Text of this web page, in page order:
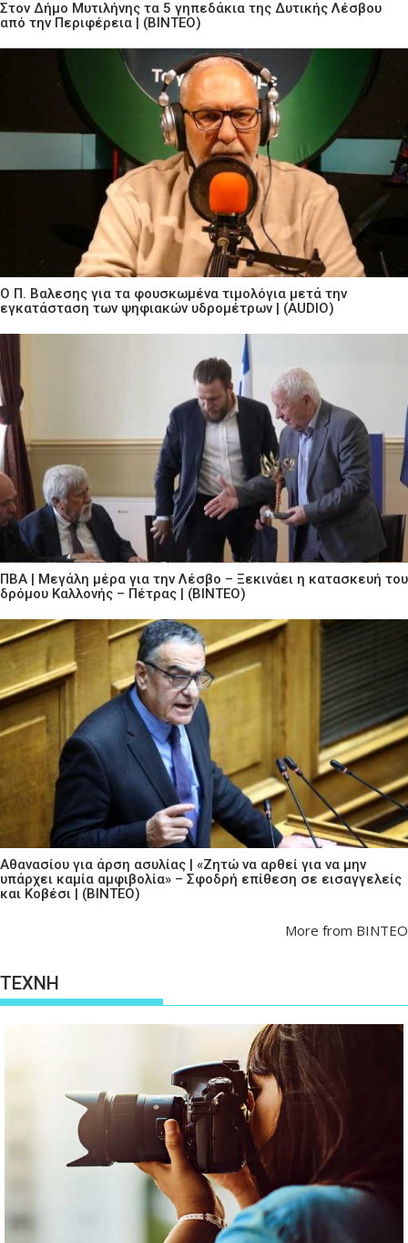
Στον Δήμο Μυτιλήνης τα 5 γηπεδάκια της Δυτικής Λέσβου
από την Περιφέρεια | (ΒΙΝΤΕΟ)
Ο Π. Βαλεσης για τα φουσκωμένα τιμολόγια μετά την
εγκατάσταση των ψηφιακών υδρομέτρων | (AUDIO)
ΠΒΑ | Μεγάλη μέρα για την Λέσβο – Ξεκινάει η κατασκευή του
δρόμου Καλλονής – Πέτρας | (ΒΙΝΤΕΟ)
Αθανασίου για άρση ασυλίας | «Ζητώ να αρθεί για να μην
υπάρχει καμία αμφιβολία» – Σφοδρή επίθεση σε εισαγγελείς
και Κοβέσι | (ΒΙΝΤΕΟ)
More from ΒΙΝΤΕΟ
ΤΕΧΝΗ